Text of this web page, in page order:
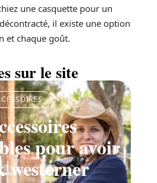
une casquette pour un
il existe une option
et chaque goût.
sur le site
pour avoir
westerner